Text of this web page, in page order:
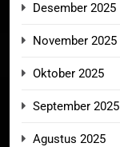
Desember 2025
November 2025
Oktober 2025
September 2025
Agustus 2025